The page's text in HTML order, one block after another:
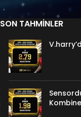
SON TAHMINLER
Kombine